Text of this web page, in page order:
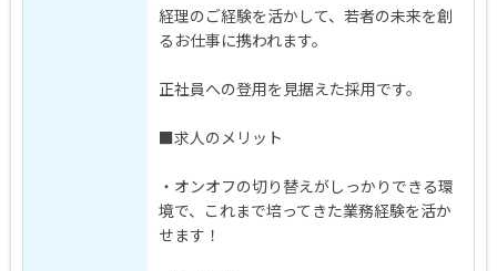
経理のご経験を活かして、若者の未来を創
るお仕事に携われます。
正社員への登用を見据えた採用です。
■求人のメリット
・オンオフの切り替えがしっかりできる環
境で、これまで培ってきた業務経験を活か
せます！